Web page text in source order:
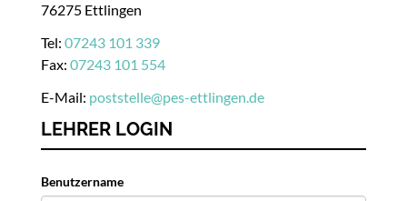
76275 Ettlingen
Tel: 07243 101 339
Fax: 07243 101 554
E-Mail: poststelle@pes-ettlingen.de
LEHRER LOGIN
Benutzername